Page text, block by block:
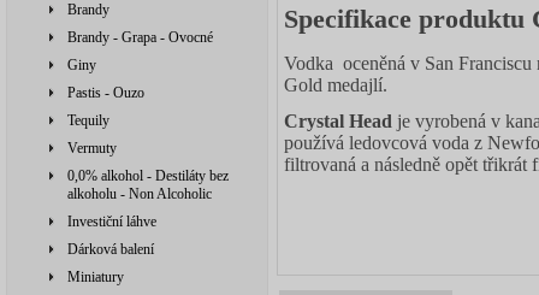
Brandy
Brandy - Grapa - Ovocné
Giny
Pastis - Ouzo
Tequily
Vermuty
0,0% alkohol - Destiláty bez
alkoholu - Non Alcoholic
Investiční láhve
Dárková balení
Miniatury
Specifikace produktu
Vodka oceněná v San
Gold medajlí.
Crystal Head je vyrobená v
používá ledovcová voda z
filtrovaná a následně opět třikrát